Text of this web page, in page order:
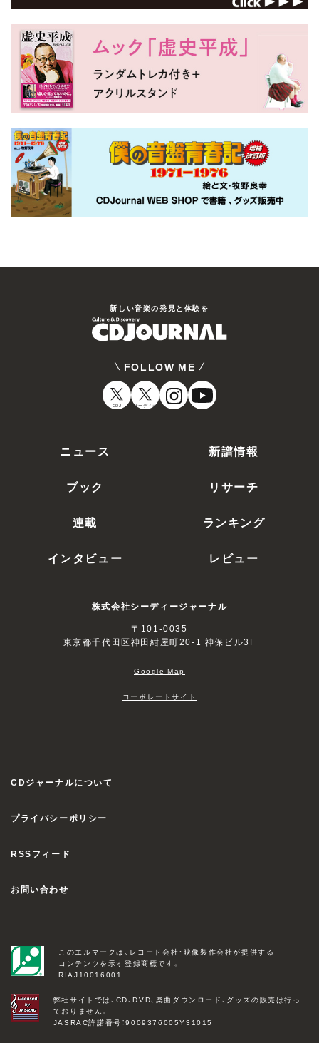
新しい⾳楽の発⾒と体験を
FOLLOW ME
CDJ オーディオ
ニュース 新譜情報
ブック リサーチ
連載 ランキング
インタビュー レビュー
株式会社シーディージャーナル
〒101-0035
東京都千代田区神田紺屋町20-1 神保ビル3F
Google Map
コーポレートサイト
CDジャーナルについて
プライバシーポリシー
RSSフィード
お問い合わせ
このエルマークは、レコード会社・映像製作会社が提供する
コンテンツを示す登録商標です。
RIAJ10016001
弊社サイトでは、CD、DVD、楽曲ダウンロード、グッズの販売は行っ
ておりません。
JASRAC許諾番号：9009376005Y31015